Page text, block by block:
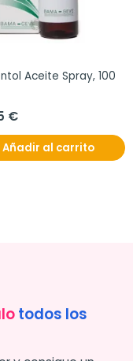
Aceite Spray, 100
€
Añadir al carrito
todos los